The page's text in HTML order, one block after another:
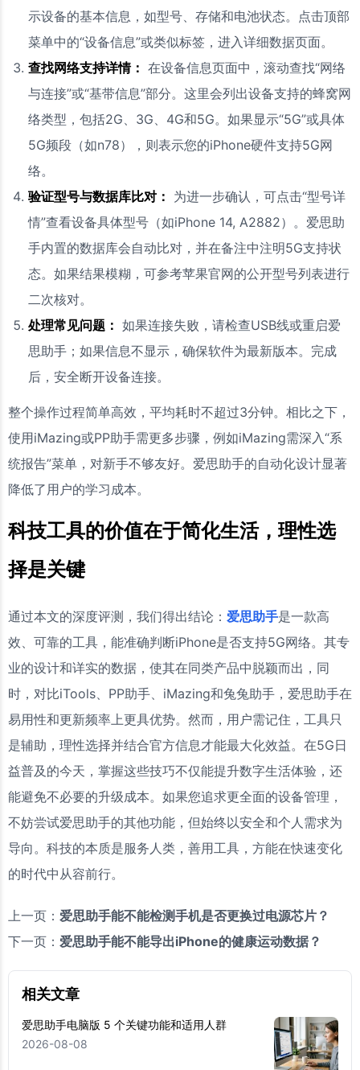
示设备的基本信息，如型号、存储和电池状态。点击顶部
菜单中的“设备信息”或类似标签，进入详细数据页面。
查找网络支持详情： 在设备信息页面中，滚动查找“网络
与连接”或“基带信息”部分。这里会列出设备支持的蜂窝网
络类型，包括2G、3G、4G和5G。如果显示“5G”或具体
5G频段（如n78），则表示您的iPhone硬件支持5G网
络。
验证型号与数据库比对： 为进一步确认，可点击“型号详
情”查看设备具体型号（如iPhone 14, A2882）。爱思助
手内置的数据库会自动比对，并在备注中注明5G支持状
态。如果结果模糊，可参考苹果官网的公开型号列表进行
二次核对。
处理常见问题： 如果连接失败，请检查USB线或重启爱
思助手；如果信息不显示，确保软件为最新版本。完成
后，安全断开设备连接。
整个操作过程简单高效，平均耗时不超过3分钟。相比之下，
使用iMazing或PP助手需更多步骤，例如iMazing需深入“系
统报告”菜单，对新手不够友好。爱思助手的自动化设计显著
降低了用户的学习成本。
科技工具的价值在于简化生活，理性选
择是关键
通过本文的深度评测，我们得出结论： 爱思助手是一款高
效、可靠的工具，能准确判断iPhone是否支持5G网络。其专
业的设计和详实的数据，使其在同类产品中脱颖而出，同
时，对比iTools、PP助手、iMazing和兔兔助手，爱思助手在
易用性和更新频率上更具优势。然而，用户需记住，工具只
是辅助，理性选择并结合官方信息才能最大化效益。在5G日
益普及的今天，掌握这些技巧不仅能提升数字生活体验，还
能避免不必要的升级成本。如果您追求更全面的设备管理，
不妨尝试爱思助手的其他功能，但始终以安全和个人需求为
导向。科技的本质是服务人类，善用工具，方能在快速变化
的时代中从容前行。
上一页： 爱思助手能不能检测手机是否更换过电源芯片？
下一页： 爱思助手能不能导出iPhone的健康运动数据？
相关文章
爱思助手电脑版 5 个关键功能和适用人群
2026-08-08